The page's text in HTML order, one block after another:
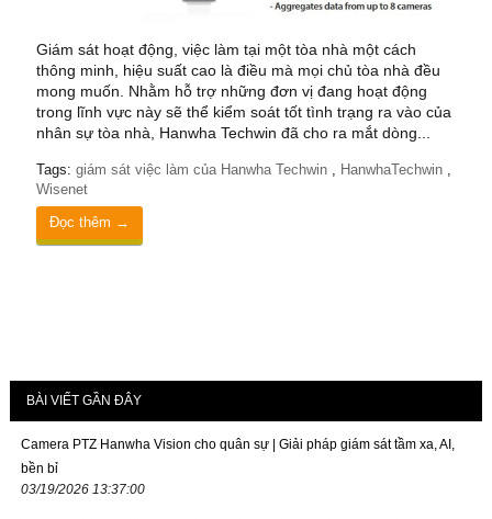
Giám sát hoạt động, việc làm tại một tòa nhà một cách
thông minh, hiệu suất cao là điều mà mọi chủ tòa nhà đều
mong muốn. Nhằm hỗ trợ những đơn vị đang hoạt động
trong lĩnh vực này sẽ thể kiểm soát tốt tình trạng ra vào của
nhân sự tòa nhà, Hanwha Techwin đã cho ra mắt dòng...
Tags: giám sát việc làm của Hanwha Techwin , HanwhaTechwin ,
Wisenet
Đọc thêm →
BÀI VIẾT GẦN ĐÂY
Camera PTZ Hanwha Vision cho quân sự | Giải pháp giám sát tầm xa, AI,
bền bỉ
03/19/2026 13:37:00